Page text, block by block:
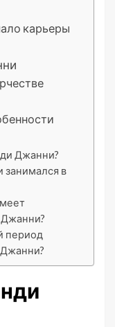
карьеры
Джанни?
в
период